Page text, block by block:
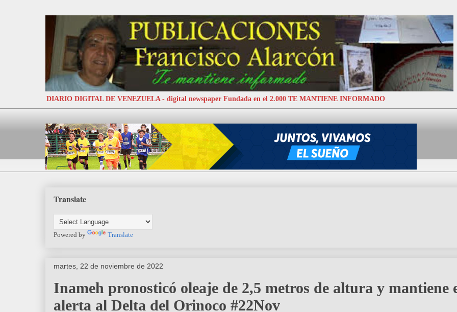
DIARIO DIGITAL DE VENEZUELA - digital newspaper Fundada en el 2.000 TE MANTIENE INFORMADO
Translate
Powered by Translate
martes, 22 de noviembre de 2022
Inameh pronosticó oleaje de 2,5 metros de altura y mantiene
alerta al Delta del Orinoco #22Nov